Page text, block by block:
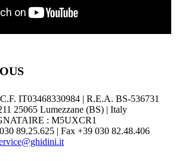
IT03468330984 | R.E.A. BS-536731
25065 Lumezzane (BS) | Italy
: M5UXCR1
89.25.625 | Fax +39 030 82.48.406